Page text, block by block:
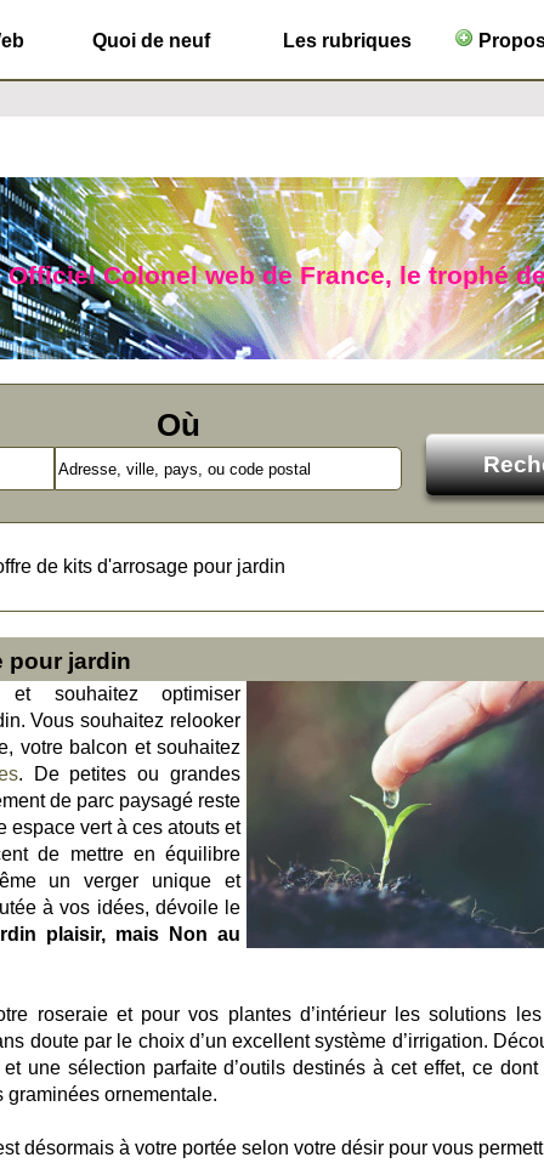
Quoi de neuf Les rubriques
Officiel Colonel web de France, le trophé
Où
de kits d'arrosage pour jardin
pour jardin
souhaitez optimiser
Vous souhaitez relooker
votre balcon et souhaitez
. De petites ou grandes
de parc paysagé reste
espace vert à ces atouts et
de mettre en équilibre
un verger unique et
à vos idées, dévoile le
plaisir, mais Non au
roseraie et pour vos plantes d’intérieur les solutions
doute par le choix d’un excellent système d’irrigation.
une sélection parfaite d’outils destinés à cet effet, ce dont
ornementale.
désormais à votre portée selon votre désir pour vous